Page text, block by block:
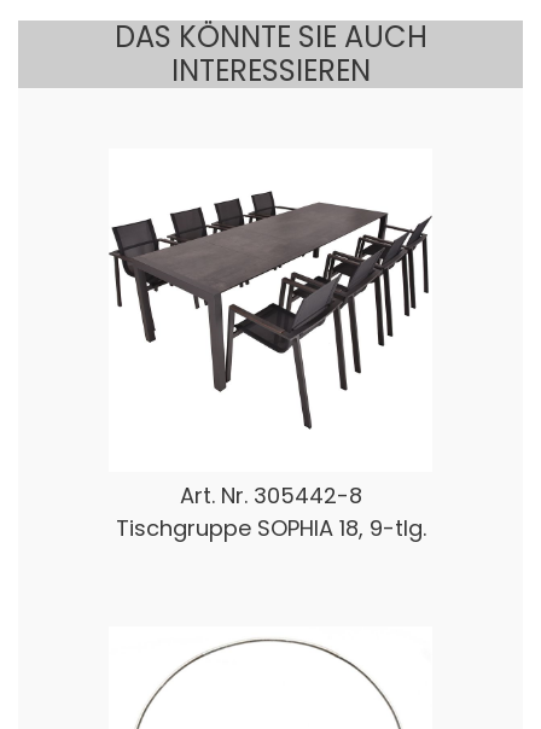
DAS KÖNNTE SIE AUCH
INTERESSIEREN
Art. Nr. 305442-8
Tischgruppe SOPHIA 18, 9-tlg.